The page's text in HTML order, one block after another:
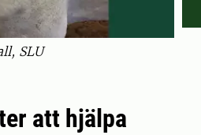
SLU
att hjälpa